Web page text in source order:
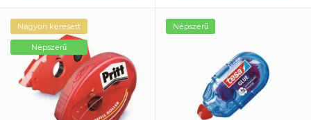
Nagyon keresett
Népszerű
Népszerű